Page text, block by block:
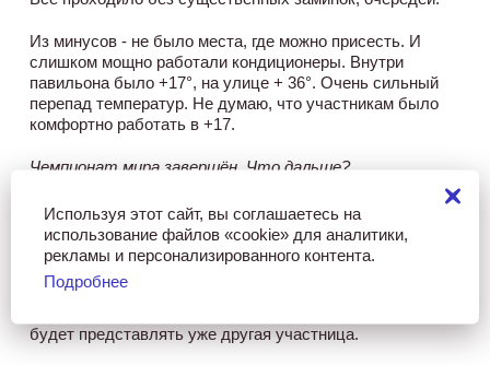
Из минусов - не было места, где можно присесть. И
слишком мощно работали кондиционеры. Внутри
павильона было +17°, на улице + 36°. Очень сильный
перепад температур. Не думаю, что участникам было
комфортно работать в +17.
Чемпионат мира завершён. Что дальше?
Дальше – работа со сборной России по «прикладной
эстетике», подготовка к региональным состязаниям, и,
конечно, к домашнему чемпионату мира в Казани.
Сейчас мы возьмём небольшую паузу– и снова начнём
интенсивные тренировки. В следующем
будет представлять уже другая участница.
Используя этот сайт, вы соглашаетесь на
использование файлов «cookie» для аналитики,
рекламы и персонализированного контента.
Подробнее